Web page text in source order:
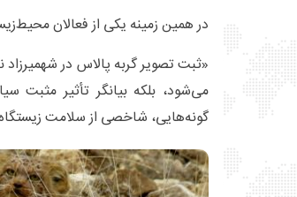
در همین زمینه یکی از فعالان
«ثبت تصویر گربه پالاس در
می‌شود، بلکه بیانگر تأثیر
گونه‌هایی، شاخصی از سلامت